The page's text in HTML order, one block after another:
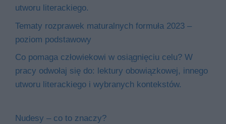
utworu literackiego.
Tematy rozprawek maturalnych formuła 2023 –
poziom podstawowy
Co pomaga człowiekowi w osiągnięciu celu? W
pracy odwołaj się do: lektury obowiązkowej, innego
utworu literackiego i wybranych kontekstów.
Nudesy – co to znaczy?